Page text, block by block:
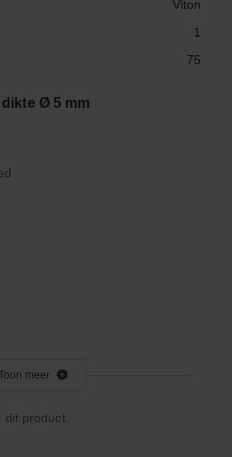
Viton
1
75
Ø 5 mm
voor remvloeistof
meer
dit product.